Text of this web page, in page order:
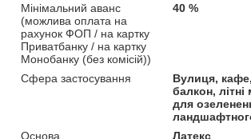
Мінімальний аванс
(можлива оплата на
рахунок ФОП / на картку
Приватбанку / на картку
Монобанку (без комісій))
40 %
Сфера застосування
Вулиця,
балкон,
для
Основа
Латекс